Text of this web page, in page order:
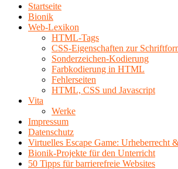
Startseite
Bionik
Web-Lexikon
HTML-Tags
CSS-Eigenschaften zur
Sonderzeichen-Kodierung
Farbkodierung in HTML
Fehlerseiten
HTML, CSS und Javascript
Vita
Werke
Impressum
Datenschutz
Virtuelles Escape Game: Urheberrecht
Bionik-Projekte für den Unterricht
50 Tipps für barrierefreie Websites